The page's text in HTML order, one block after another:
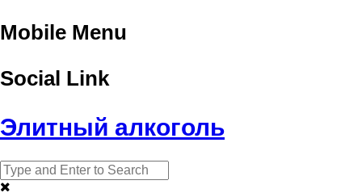
Mobile Menu
Social Link
Элитный алкоголь